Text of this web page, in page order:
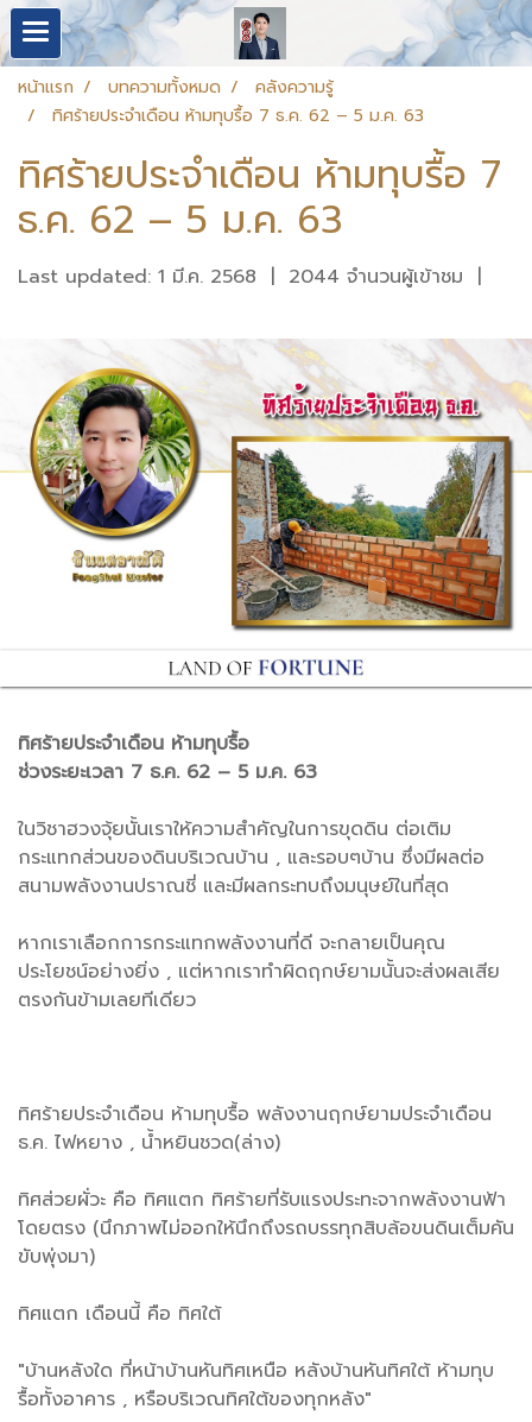
หน้าแรก บทความทั้งหมด
คลังความรู้
ทิศร้ายประจำเดือน ห้ามทุบรื้อ 7 ธ.ค. 62 – 5 ม.ค. 63
ทิศร้ายประจำเดือน ห้ามทุบรื้อ 7
ธ.ค. 62 – 5 ม.ค. 63
Last updated: 1 มี.ค. 2568 | 2044 จำนวนผู้เข้าชม |
ทิศร้ายประจำเดือน ห้ามทุบรื้อ
ช่วงระยะเวลา 7 ธ.ค. 62 – 5 ม.ค. 63
ในวิชาฮวงจุ้ยนั้นเราให้ความสำคัญในการขุดดิน ต่อเติม
กระแทกส่วนของดินบริเวณบ้าน , และรอบๆบ้าน ซึ่งมีผลต่อ
สนามพลังงานปราณชี่ และมีผลกระทบถึงมนุษย์ในที่สุด
หากเราเลือกการกระแทกพลังงานที่ดี จะกลายเป็นคุณ
ประโยชน์อย่างยิ่ง , แต่หากเราทำผิดฤกษ์ยามนั้นจะส่งผลเสีย
ตรงกันข้ามเลยทีเดียว
ทิศร้ายประจำเดือน ห้ามทุบรื้อ พลังงานฤกษ์ยามประจำเดือน
ธ.ค. ไฟหยาง , น้ำหยินชวด(ล่าง)
ทิศส่วยผั่วะ คือ ทิศแตก ทิศร้ายที่รับแรงประทะจากพลังงานฟ้า
โดยตรง (นึกภาพไม่ออกให้นึกถึงรถบรรทุกสิบล้อขนดินเต็มคัน
ขับพุ่งมา)
ทิศแตก เดือนนี้ คือ ทิศใต้
"บ้านหลังใด ที่หน้าบ้านหันทิศเหนือ หลังบ้านหันทิศใต้ ห้ามทุบ
รื้อทั้งอาคาร , หรือบริเวณทิศใต้ของทุกหลัง"